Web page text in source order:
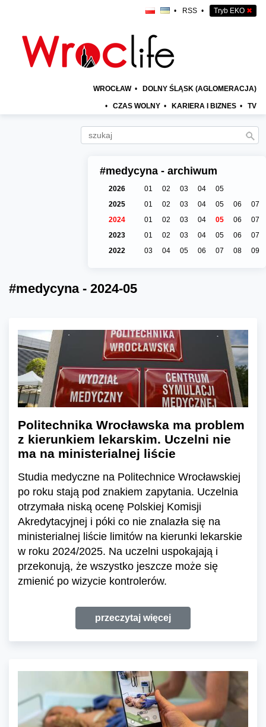
• RSS • Tryb EKO ✖
WROCŁAW • DOLNY ŚLĄSK (AGLOMERACJA)
• CZAS WOLNY • KARIERA I BIZNES • TV
#medycyna - archiwum
2026 01 02 03 04
05
2025
01 02 03 04 05 06
07
2024
01 02 03 04 05 06
07
2023
01 02 03 04 05 06
07
2022
03 04 05 06 07 08 09
#medycyna - 2024-05
Politechnika Wrocławska ma problem
z kierunkiem lekarskim. Uczelni nie
ma na ministerialnej liście
Studia medyczne na Politechnice Wrocławskiej
po roku stają pod znakiem zapytania. Uczelnia
otrzymała niską ocenę Polskiej Komisji
Akredytacyjnej i póki co nie znalazła się na
ministerialnej liście limitów na kierunki lekarskie
w roku 2024/2025. Na uczelni uspokajają i
przekonują, że wszystko jeszcze może się
zmienić po wizycie kontrolerów.
przeczytaj więcej